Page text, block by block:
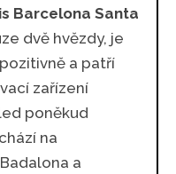
Barcelona Santa
dvě hvězdy, je
a patří
zařízení
poněkud
na
a